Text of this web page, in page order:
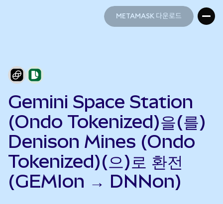
METAMASK 다운로드
Gemini Space Station
(Ondo Tokenized)을(를)
Denison Mines (Ondo
Tokenized)(으)로 환전
(GEMIon → DNNon)